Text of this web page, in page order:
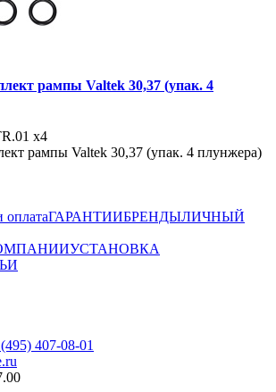
рампы Valtek 30,37 (упак. 4
x4
рампы Valtek 30,37 (упак. 4 плунжера)
оплатаГАРАНТИИБРЕНДЫЛИЧНЫЙ
УСТАНОВКА
407-08-01